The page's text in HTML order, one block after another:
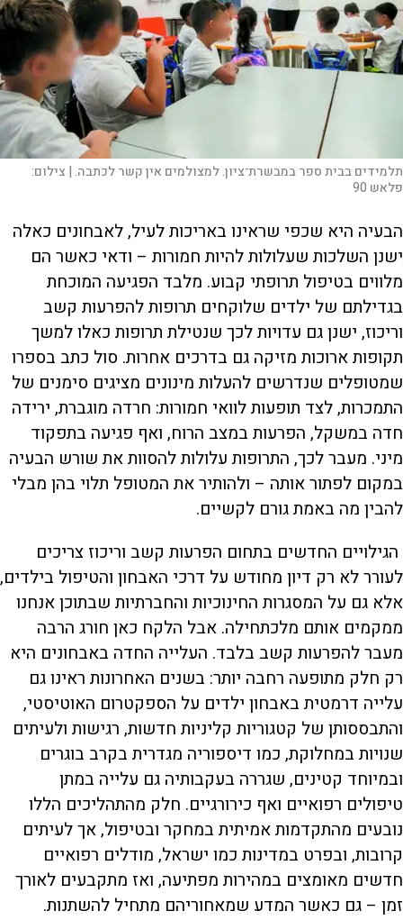
תלמידים בבית ספר במבשרת־ציון. למצולמים אין קשר לכתבה. | צילום:
פלאש 90
הבעיה היא שכפי שראינו באריכות לעיל, לאבחונים כאלה
ישנן השלכות שעלולות להיות חמורות – ודאי כאשר הם
מלווים בטיפול תרופתי קבוע. מלבד הפגיעה המוכחת
בגדילתם של ילדים שלוקחים תרופות להפרעות קשב
וריכוז, ישנן גם עדויות לכך שנטילת תרופות כאלו למשך
תקופות ארוכות מזיקה גם בדרכים אחרות. סול כתב בספרו
שמטופלים שנדרשים להעלות מינונים מציגים סימנים של
התמכרות, לצד תופעות לוואי חמורות: חרדה מוגברת, ירידה
חדה במשקל, הפרעות במצב הרוח, ואף פגיעה בתפקוד
מיני. מעבר לכך, התרופות עלולות להסוות את שורש הבעיה
במקום לפתור אותה – ולהותיר את המטופל תלוי בהן מבלי
להבין מה באמת גורם לקשיים.
הגילויים החדשים בתחום הפרעות קשב וריכוז צריכים
לעורר לא רק דיון מחודש על דרכי האבחון והטיפול בילדים,
אלא גם על המסגרות החינוכיות והחברתיות שבתוכן אנחנו
ממקמים אותם מלכתחילה. אבל הלקח כאן חורג הרבה
מעבר להפרעות קשב בלבד. העלייה החדה באבחונים היא
רק חלק מתופעה רחבה יותר: בשנים האחרונות ראינו גם
עלייה דרמטית באבחון ילדים על הספקטרום האוטיסטי,
והתבססותן של קטגוריות קליניות חדשות, רגישות ולעיתים
שנויות במחלוקת, כמו דיספוריה מגדרית בקרב בוגרים
ובמיוחד קטינים, שגררה בעקבותיה גם עלייה במתן
טיפולים רפואיים ואף כירורגיים. חלק מהתהליכים הללו
נובעים מהתקדמות אמיתית במחקר ובטיפול, אך לעיתים
קרובות, ובפרט במדינות כמו ישראל, מודלים רפואיים
חדשים מאומצים במהירות מפתיעה, ואז מתקבעים לאורך
זמן – גם כאשר המדע שמאחוריהם מתחיל להשתנות.